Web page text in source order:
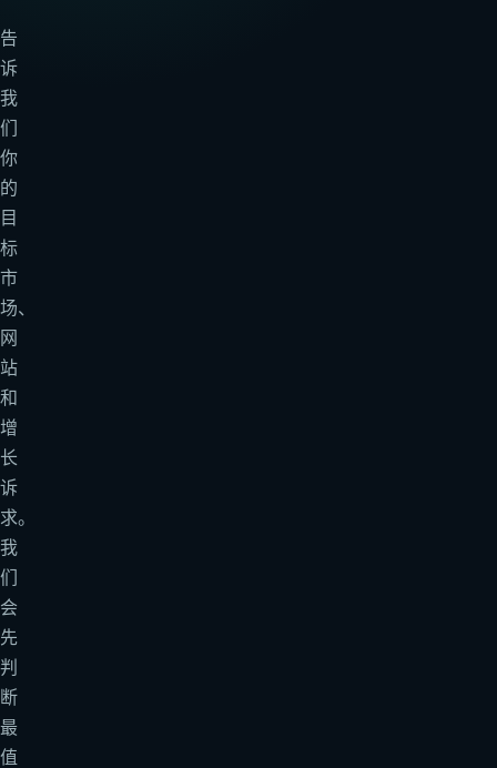
告
诉
我
们
你
的
目
标
市
场、
网
站
和
增
长
诉
求。
我
们
会
先
判
断
最
值